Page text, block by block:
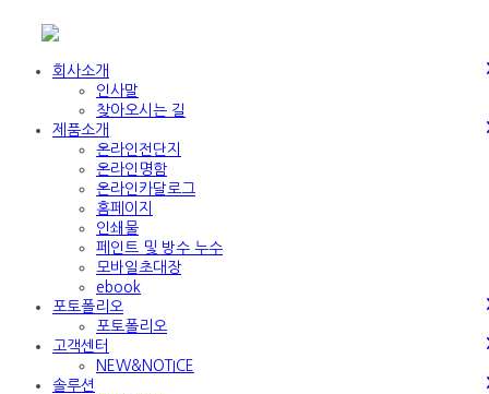
회사소개
인사말
찾아오시는 길
제품소개
온라인전단지
온라인명함
온라인카달로그
홈페이지
인쇄물
페인트 및 방수 누수
모바일초대장
ebook
포토폴리오
포토폴리오
고객센터
NEW&NOTICE
솔루션